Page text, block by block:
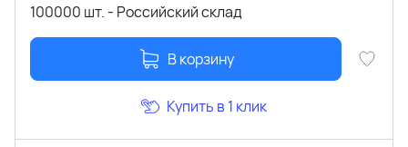
100000 шт. - Российский склад
В корзину
Купить в 1 клик